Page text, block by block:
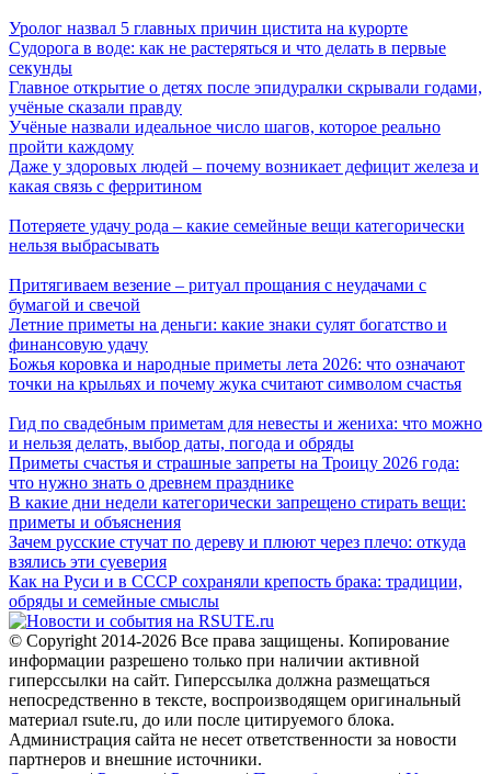
Уролог назвал 5 главных причин цистита на курорте
Судорога в воде: как не растеряться и что делать в первые
секунды
Главное открытие о детях после эпидуралки скрывали годами,
учёные сказали правду
Учёные назвали идеальное число шагов, которое реально
пройти каждому
Даже у здоровых людей – почему возникает дефицит железа и
какая связь с ферритином
Потеряете удачу рода – какие семейные вещи категорически
нельзя выбрасывать
Притягиваем везение – ритуал прощания с неудачами с
бумагой и свечой
Летние приметы на деньги: какие знаки сулят богатство и
финансовую удачу
Божья коровка и народные приметы лета 2026: что означают
точки на крыльях и почему жука считают символом счастья
Гид по свадебным приметам для невесты и жениха: что можно
и нельзя делать, выбор даты, погода и обряды
Приметы счастья и страшные запреты на Троицу 2026 года:
что нужно знать о древнем празднике
В какие дни недели категорически запрещено стирать вещи:
приметы и объяснения
Зачем русские стучат по дереву и плюют через плечо: откуда
взялись эти суеверия
Как на Руси и в СССР сохраняли крепость брака: традиции,
обряды и семейные смыслы
© Copyright 2014-2026 Все права защищены. Копирование
информации разрешено только при наличии активной
гиперссылки на сайт. Гиперссылка должна размещаться
непосредственно в тексте, воспроизводящем оригинальный
материал rsute.ru, до или после цитируемого блока.
Администрация сайта не несет ответственности за новости
партнеров и внешние источники.